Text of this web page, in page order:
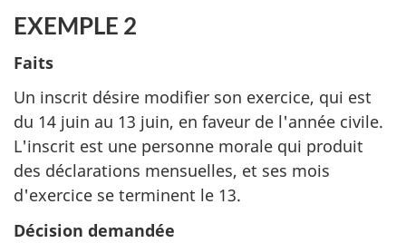
EXEMPLE 2
Faits
Un inscrit désire modifier son exercice, qui est
du 14 juin au 13 juin, en faveur de l'année civile.
L'inscrit est une personne morale qui produit
des déclarations mensuelles, et ses mois
d'exercice se terminent le 13.
Décision demandée